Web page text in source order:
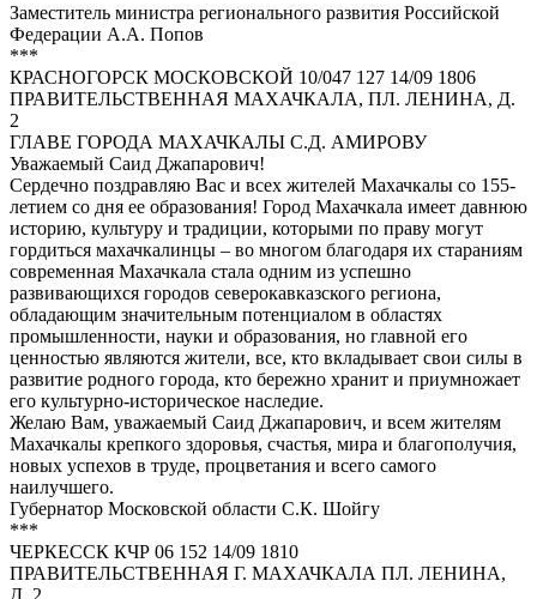
Заместитель министра регионального развития Российской
Федерации А.А. Попов
***
КРАСНОГОРСК МОСКОВСКОЙ 10/047 127 14/09 1806
ПРАВИТЕЛЬСТВЕННАЯ МАХАЧКАЛА, ПЛ. ЛЕНИНА, Д.
2
ГЛАВЕ ГОРОДА МАХАЧКАЛЫ С.Д. АМИРОВУ
Уважаемый Саид Джапарович!
Сердечно поздравляю Вас и всех жителей Махачкалы со 155-
летием со дня ее образования! Город Махачкала имеет давнюю
историю, культуру и традиции, которыми по праву могут
гордиться махачкалинцы – во многом благодаря их стараниям
современная Махачкала стала одним из успешно
развивающихся городов северокавказского региона,
обладающим значительным потенциалом в областях
промышленности, науки и образования, но главной его
ценностью являются жители, все, кто вкладывает свои силы в
развитие родного города, кто бережно хранит и приумножает
его культурно-историческое наследие.
Желаю Вам, уважаемый Саид Джапарович, и всем жителям
Махачкалы крепкого здоровья, счастья, мира и благополучия,
новых успехов в труде, процветания и всего самого
наилучшего.
Губернатор Московской области С.К. Шойгу
***
ЧЕРКЕССК КЧР 06 152 14/09 1810
ПРАВИТЕЛЬСТВЕННАЯ Г. МАХАЧКАЛА ПЛ. ЛЕНИНА,
Д. 2